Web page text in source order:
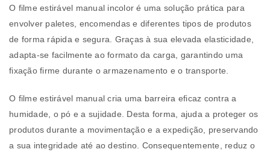
O filme estirável manual incolor é uma solução prática para
envolver paletes, encomendas e diferentes tipos de produtos
de forma rápida e segura. Graças à sua elevada elasticidade,
adapta-se facilmente ao formato da carga, garantindo uma
fixação firme durante o armazenamento e o transporte.
O filme estirável manual cria uma barreira eficaz contra a
humidade, o pó e a sujidade. Desta forma, ajuda a proteger os
produtos durante a movimentação e a expedição, preservando
a sua integridade até ao destino. Consequentemente, reduz o